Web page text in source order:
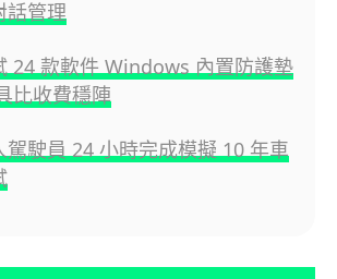
話管理
24 款軟件 Windows 內置防護墊
比收費穩陣
駕駛員 24 小時完成模擬 10 年車